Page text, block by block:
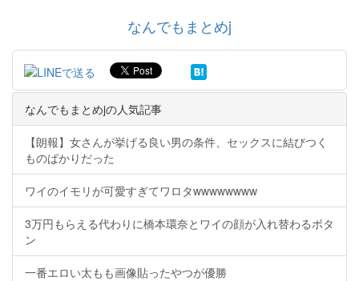
なんでもまとめj
なんでもまとめjの人気記事
【朗報】女さんが挙げる良い男の条件、セックスに結びつく
ものばかりだった
ワイのイモリが可愛すぎてワロタwwwwwwww
3万円もらえる代わりに橋本環奈とワイの顔が入れ替わるボタ
ン
一番エロい太もも画像貼ったやつが優勝